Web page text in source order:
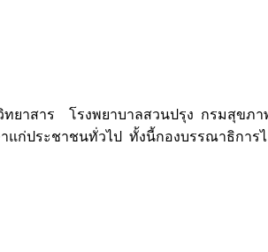
ยาสาร โรงพยาบาลสวนปรุง กรมสุขภ
ก่ประชาชนทั่วไป ทั้งนี้กองบรรณาธิกา